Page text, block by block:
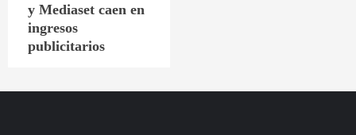
y Mediaset caen en
ingresos
publicitarios